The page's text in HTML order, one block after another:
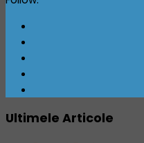
Ultimele Articole